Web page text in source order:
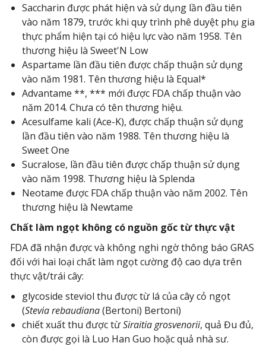
Saccharin được phát hiện và sử dụng lần đầu tiên
vào năm 1879, trước khi quy trình phê duyệt phụ gia
thực phẩm hiện tại có hiệu lực vào năm 1958. Tên
thương hiệu là Sweet'N Low
Aspartame lần đầu tiên được chấp thuận sử dụng
vào năm 1981. Tên thương hiệu là Equal*
Advantame **, *** mới được FDA chấp thuận vào
năm 2014. Chưa có tên thương hiệu.
Acesulfame kali (Ace-K), được chấp thuận sử dụng
lần đầu tiên vào năm 1988. Tên thương hiệu là
Sweet One
Sucralose, lần đầu tiên được chấp thuận sử dụng
vào năm 1998. Thương hiệu là Splenda
Neotame được FDA chấp thuận vào năm 2002. Tên
thương hiệu là Newtame
Chất làm ngọt không có nguồn gốc từ thực vật
FDA đã nhận được và không nghi ngờ thông báo GRAS
đối với hai loại chất làm ngọt cường độ cao dựa trên
thực vật/trái cây:
glycoside steviol thu được từ lá của cây cỏ ngọt
(Stevia rebaudiana(Bertoni) Bertoni)
chiết xuất thu được từSiraitia grosvenorii, quả Đu đủ,
còn được gọi là Luo Han Guo hoặc quả nhà sư.